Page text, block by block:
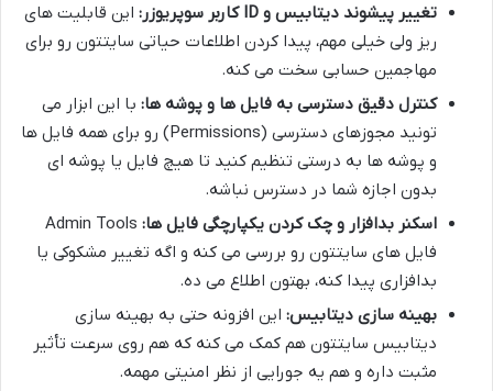
تغییر پیشوند دیتابیس و ID کاربر سوپریوزر:
این قابلیت های
ریز ولی خیلی مهم، پیدا کردن اطلاعات حیاتی سایتتون رو برای
مهاجمین حسابی سخت می کنه.
کنترل دقیق دسترسی به فایل ها و پوشه ها: با این ابزار می
تونید مجوزهای دسترسی (Permissions) رو برای همه فایل ها
و پوشه ها به درستی تنظیم کنید تا هیچ فایل یا پوشه ای
بدون اجازه شما در دسترس نباشه.
اسکنر بدافزار و چک کردن یکپارچگی فایل ها: Admin Tools
فایل های سایتتون رو بررسی می کنه و اگه تغییر مشکوکی یا
بدافزاری پیدا کنه، بهتون اطلاع می ده.
بهینه سازی دیتابیس: این افزونه حتی به بهینه سازی
دیتابیس سایتتون هم کمک می کنه که هم روی سرعت تأثیر
مثبت داره و هم یه جورایی از نظر امنیتی مهمه.